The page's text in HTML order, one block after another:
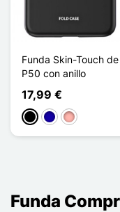
Funda Skin-Touch
P50 con anillo
17,99 €
NegroAzul oscuro
Oro rosa
Funda